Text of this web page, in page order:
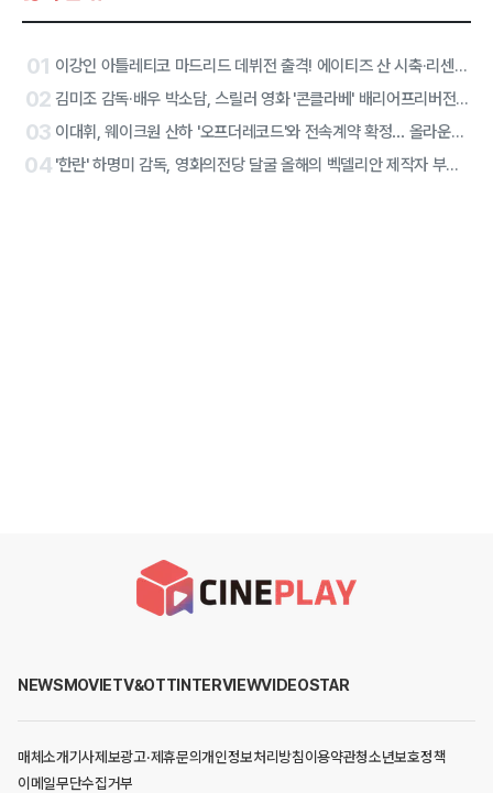
01 이강인 아틀레티코 마드리드 데뷔전 출격! 에이티즈 산 시축·리센느 하프타임 공연 확정
02 김미조 감독·배우 박소담, 스릴러 영화 '콘클라베' 배리어프리버전 합류
03 이대휘, 웨이크원 산하 '오프더레코드'와 전속계약 확정… 올라운더 아티스트 솔로 2막 시작
04 '한란' 하명미 감독, 영화의전당 달굴 올해의 벡델리안 제작자 부문 선정
NEWSMOVIETV&OTTINTERVIEWVIDEOSTAR
매체소개기사제보광고·제휴문의개인정보처리방침이용약관청소년보호정책
이메일무단수집거부